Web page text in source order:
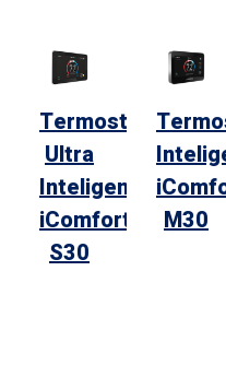
Termostato
Ultra
Inteligente
iComfort
S30
M30